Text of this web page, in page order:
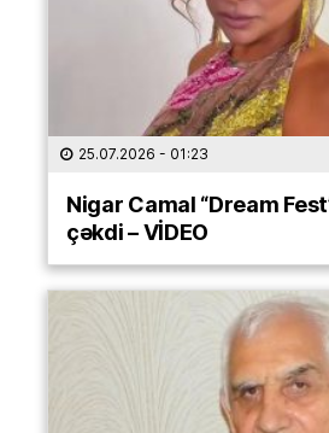
25.07.2026 - 01:23
Nigar Camal “Dream
çəkdi – VİDEO